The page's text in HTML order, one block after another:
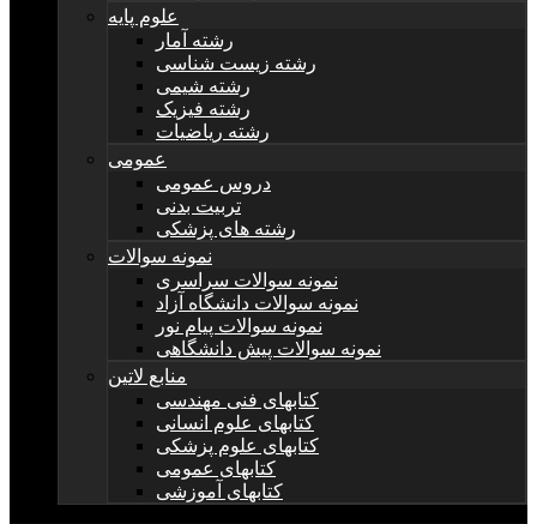
علوم پایه
رشته آمار
رشته زیست شناسی
رشته شیمی
رشته فیزیک
رشته ریاضیات
عمومی
دروس عمومی
تربیت بدنی
رشته های پزشکی
نمونه سوالات
نمونه سوالات سراسری
نمونه سوالات دانشگاه آزاد
نمونه سوالات پیام نور
نمونه سوالات پیش دانشگاهی
منابع لاتین
کتابهای فنی مهندسی
کتابهای علوم انسانی
کتابهای علوم پزشکی
کتابهای عمومی
کتابهای آموزشی